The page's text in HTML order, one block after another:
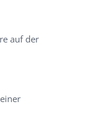
auf der